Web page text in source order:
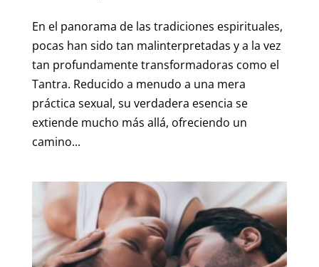
En el panorama de las tradiciones espirituales,
pocas han sido tan malinterpretadas y a la vez
tan profundamente transformadoras como el
Tantra. Reducido a menudo a una mera
práctica sexual, su verdadera esencia se
extiende mucho más allá, ofreciendo un
camino...